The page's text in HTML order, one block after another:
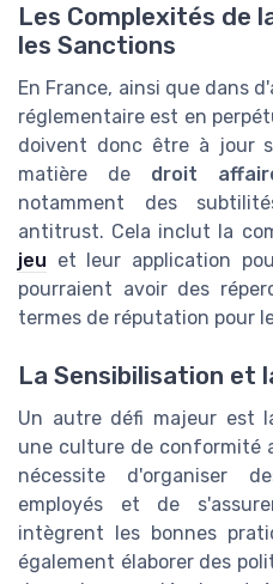
Les Complexités de
les Sanctions
En France, ainsi que dans
réglementaire est en
doivent donc être à jour
matière de droit
notamment des
antitrust. Cela inclut la
jeu et leur application
pourraient avoir des
termes de réputation pour
La Sensibilisation et
Un autre défi majeur est
une culture de conformité
nécessite d'organiser
employés et de
intègrent les bonnes
également élaborer des